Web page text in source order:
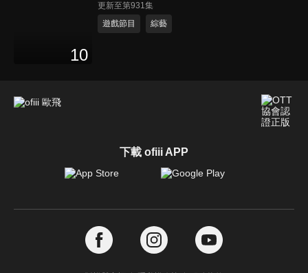
10
更新至第931集
遊戲節目
綜藝
下載 ofiii APP